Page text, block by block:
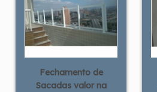
Fechamento de
Sacadas valor na